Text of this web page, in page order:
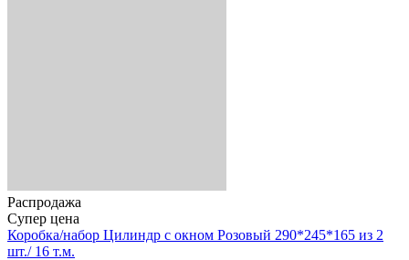
Распродажа
Супер цена
Коробка/набор Цилиндр с окном Розовый 290*245*165 из 2
шт./ 16 т.м.